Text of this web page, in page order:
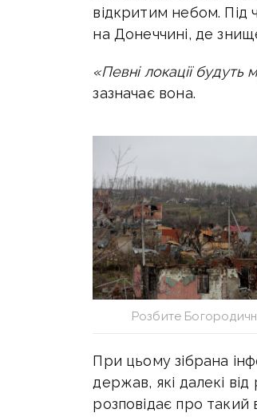
відкритим небом. Під
на Донеччині, де
«Певні локації будуть
зазначає вона.
Розбите
При цьому зібрана
держав, які далекі
розповідає про такий